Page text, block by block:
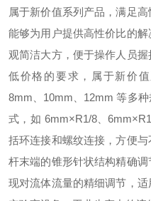
属于新价值系列产品，满足
能够为用户提供高性价比的解
观简洁大方，便于操作人员握
低价格的要求，属于新价
8mm、10mm、12mm 等多
式，如 6mm×R1/8、
括环连接和螺纹连接，方便与
杆末端的锥形针状结构精确
现对流体流量的精细调节，